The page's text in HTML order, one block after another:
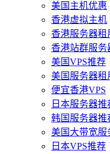
美国主机优惠
香港虚拟主机
香港服务器租
香港站群服务
美国VPS推荐
美国服务器租
便宜香港VPS
日本服务器推
韩国服务器推
美国大带宽服
日本VPS推荐